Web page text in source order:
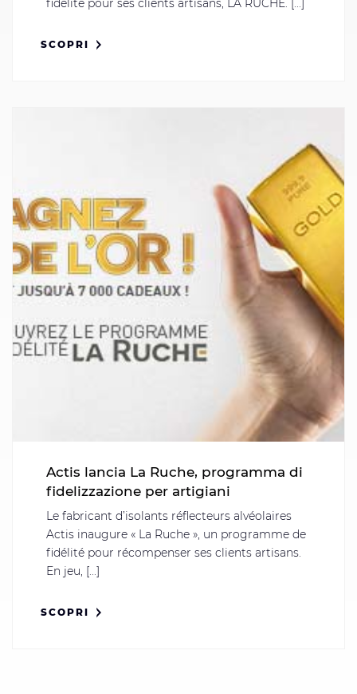
fidélité pour ses clients artisans, LA RUCHE. [...]
SCOPRI
Actis lancia La Ruche, programma di
fidelizzazione per artigiani
Le fabricant d’isolants réflecteurs alvéolaires
Actis inaugure « La Ruche », un programme de
fidélité pour récompenser ses clients artisans.
En jeu, [...]
SCOPRI